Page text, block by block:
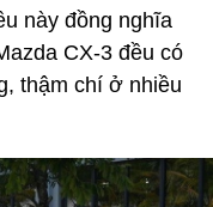
này đồng nghĩa
CX-3 đều có
thậm chí ở nhiều